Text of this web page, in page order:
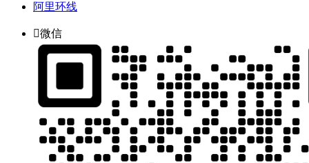
阿里环线
微信